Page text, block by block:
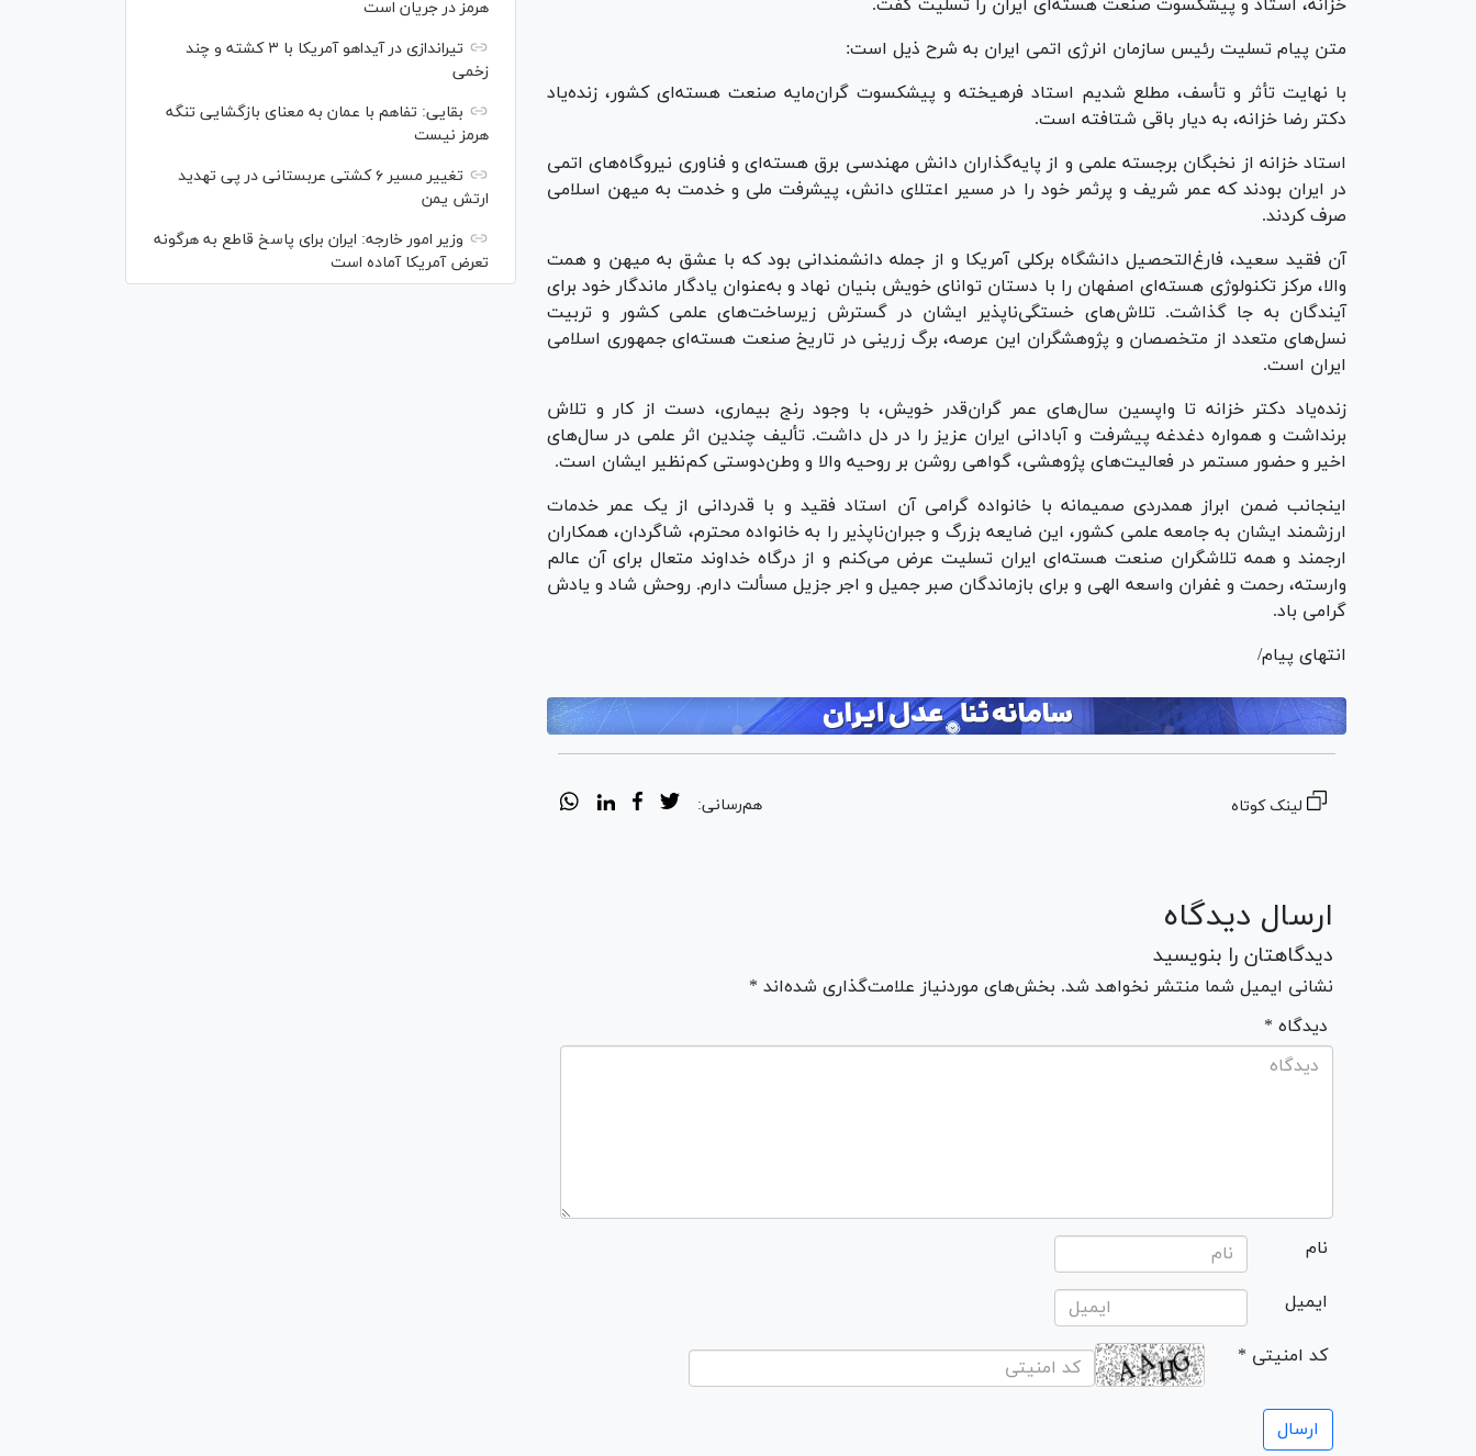
خزانه، استاد و پیشکسوت صنعت هسته‌ای ایران را تسلیت گفت.
متن پیام تسلیت رئیس سازمان انرژی اتمی ایران به شرح ذیل است:
با نهایت تأثر و تأسف، مطلع شدیم استاد فرهیخته و پیشکسوت گران‌مایه صنعت هسته‌ای کشور، زنده‌یاد
دکتر رضا خزانه، به دیار باقی شتافته است.
استاد خزانه از نخبگان برجسته علمی و از پایه‌گذاران دانش مهندسی برق هسته‌ای و فناوری نیروگاه‌های اتمی
در ایران بودند که عمر شریف و پرثمر خود را در مسیر اعتلای دانش، پیشرفت ملی و خدمت به میهن اسلامی
صرف کردند.
آن فقید سعید، فارغ‌التحصیل دانشگاه برکلی آمریکا و از جمله دانشمندانی بود که با عشق به میهن و همت
والا، مرکز تکنولوژی هسته‌ای اصفهان را با دستان توانای خویش بنیان نهاد و به‌عنوان یادگار ماندگار خود برای
آیندگان به جا گذاشت. تلاش‌های خستگی‌ناپذیر ایشان در گسترش زیرساخت‌های علمی کشور و تربیت
نسل‌های متعدد از متخصصان و پژوهشگران این عرصه، برگ زرینی در تاریخ صنعت هسته‌ای جمهوری اسلامی
ایران است.
زنده‌یاد دکتر خزانه تا واپسین سال‌های عمر گران‌قدر خویش، با وجود رنج بیماری، دست از کار و تلاش
برنداشت و همواره دغدغه پیشرفت و آبادانی ایران عزیز را در دل داشت. تألیف چندین اثر علمی در سال‌های
اخیر و حضور مستمر در فعالیت‌های پژوهشی، گواهی روشن بر روحیه والا و وطن‌دوستی کم‌نظیر ایشان است.
اینجانب ضمن ابراز همدردی صمیمانه با خانواده گرامی آن استاد فقید و با قدردانی از یک عمر خدمات
ارزشمند ایشان به جامعه علمی کشور، این ضایعه بزرگ و جبران‌ناپذیر را به خانواده محترم، شاگردان، همکاران
ارجمند و همه تلاشگران صنعت هسته‌ای ایران تسلیت عرض می‌کنم و از درگاه خداوند متعال برای آن عالم
وارسته، رحمت و غفران واسعه الهی و برای بازماندگان صبر جمیل و اجر جزیل مسألت دارم. روحش شاد و یادش
گرامی باد.
انتهای پیام/
لینک کوتاه هم‌رسانی:
ارسال دیدگاه
دیدگاهتان را بنویسید
نشانی ایمیل شما منتشر نخواهد شد. بخش‌های موردنیاز علامت‌گذاری شده‌اند *
* دیدگاه
نام
ایمیل
* کد امنیتی
هرمز در جریان است
تیراندازی در آیداهو آمریکا با ۳ کشته و چند
زخمی
بقایی: تفاهم با عمان به معنای بازگشایی تنگه
هرمز نیست
تغییر مسیر ۶ کشتی عربستانی در پی تهدید
ارتش یمن
وزیر امور خارجه: ایران برای پاسخ قاطع به هرگونه
تعرض آمریکا آماده است